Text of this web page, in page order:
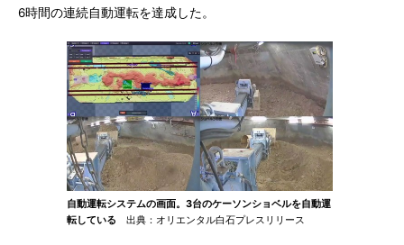
6時間の連続自動運転を達成した。
自動運転システムの画面。3台のケーソンショベルを自動運
転している 出典：オリエンタル白石プレスリリース